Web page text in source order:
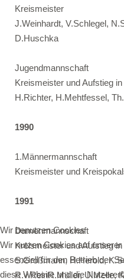
Kreismeister
J.Weinhardt, V.Schlegel,
D.Huschka
Jugendmannschaft
Kreismeister und Aufstieg
H.Richter, H.Mehtfessel,
1990
1.Männermannschaft
Kreismeister und
1991
Damenmannschaft
Kreismeister und Aufstieg
S.Großmann, H.Herold,
R.v.ReinR.Müller, U.Melle,
Wir benutzen Cookies
Wir nutzen Cookies auf
essenziell für den Betrieb der
diese Website und die